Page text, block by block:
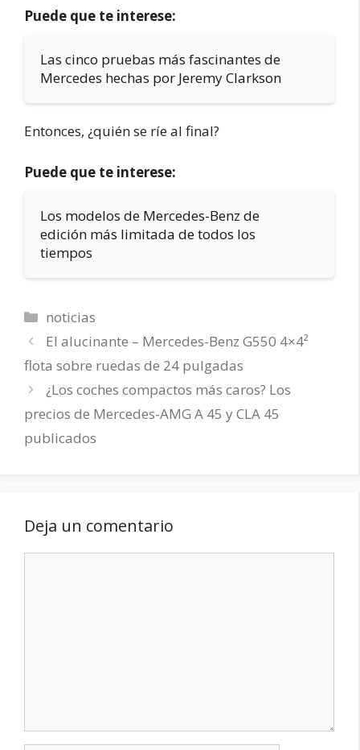
Puede que te interese:
Las cinco pruebas más fascinantes de
Mercedes hechas por Jeremy Clarkson
Entonces, ¿quién se ríe al final?
Puede que te interese:
Los modelos de Mercedes-Benz de
edición más limitada de todos los
tiempos
Categorías
noticias
El alucinante – Mercedes-Benz G550 4×4²
flota sobre ruedas de 24 pulgadas
¿Los coches compactos más caros? Los
precios de Mercedes-AMG A 45 y CLA 45
publicados
Deja un comentario